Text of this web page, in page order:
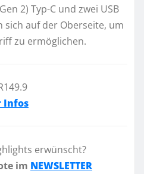
2) Typ-C und zwei USB
sich auf der Oberseite, um
zu ermöglichen.
Infos
erwünscht?
im NEWSLETTER